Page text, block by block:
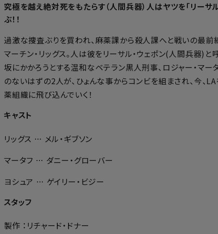
究極を越え絶対死をもたらす（人間兵器）人はヤツを「リーサ
ぶ！！
過激な捜査ぶりを買われ、麻薬課から殺人課へと戦いの最前
マーチン・リッグス。人は彼をリーサル・ウェポン(人間兵器)と
坂にかかろうとする温和なベテラン黒人刑事、ロジャー・マー
のないはずの2人が、ひょんな事からコンビを組まされ、今、
薬組織に飛び込んでいく！
キャスト
リッグス … メル・ギブソン
マータフ … ダニー・グローバー
ヨシュア … ゲイリー・ビジー
スタッフ
製作 ：リチャード・ドナー